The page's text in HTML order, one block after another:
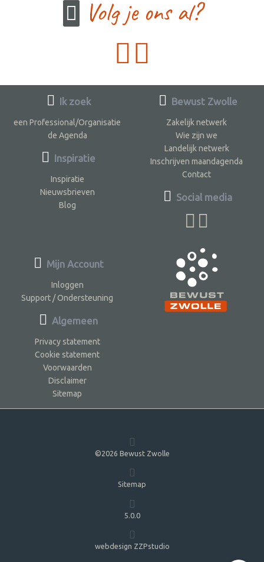
Volg je ons al?
Ik zoek
een Professional/Organisatie
de Agenda
Inspiratie
Inspiratie
Nieuwsbrieven
Blog
Bewust Zwolle
Zakelijk netwerk
Wie zijn we
Landelijk netwerk
Inschrijven maandagenda
Contact
Social media
Mijn Account
Inloggen
Support / Ondersteuning
Algemeen
Privacy statement
Cookie statement
Voorwaarden
Disclaimer
Sitemap
©2026 Bewust Zwolle
Sitemap
5.0.0
webdesign ZZPstudio